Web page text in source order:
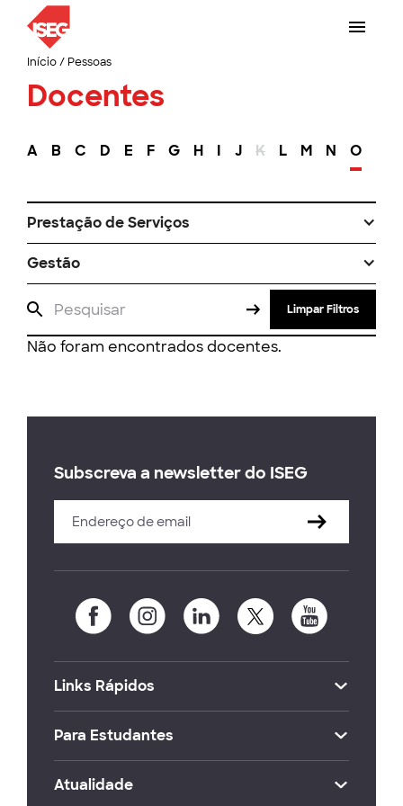
Início/ Pessoas
Docentes
A B C D E F G H I J K L M N O
Prestação de Serviços
Gestão
Limpar Filtros
Não foram encontrados docentes.
Subscreva a newsletter do ISEG
Links Rápidos
Para Estudantes
Atualidade